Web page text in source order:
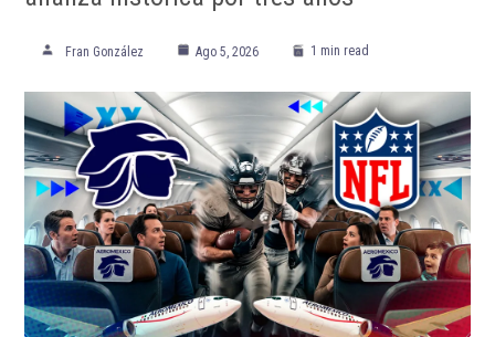
Fran González Ago 5, 2026 1 min read